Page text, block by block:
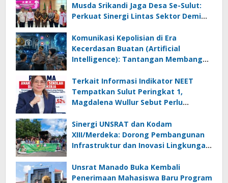
Musda Srikandi Jaga Desa Se-Sulut:
Perkuat Sinergi Lintas Sektor Demi
Komunikasi Kepolisian di Era
Kecerdasan Buatan (Artificial
Intelligence): Tantangan Membangun
Digital.
Terkait Informasi Indikator NEET
Tempatkan Sulut Peringkat 1,
Magdalena Wullur Sebut Perlu
Tidak Timbul Persepsi Keliru di
Masyarakat
Sinergi UNSRAT dan Kodam
XIII/Merdeka: Dorong Pembangunan
Infrastruktur dan Inovasi Lingkungan
Unsrat Manado Buka Kembali
Penerimaan Mahasiswa Baru Program